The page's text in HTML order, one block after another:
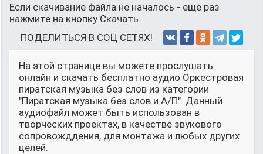
Если скачивание файла не началось - еще раз
нажмите на кнопку Скачать.
ПОДЕЛИТЬСЯ В СОЦ СЕТЯХ!
На этой странице вы можете прослушать
онлайн и скачать бесплатно аудио Оркестровая
пиратская музыка без слов из категории
"Пиратская музыка без слов и А/П". Данный
аудиофайл может быть использован в
творческих проектах, в качестве звукового
сопровожддения, для монтажа и любых других
целей.